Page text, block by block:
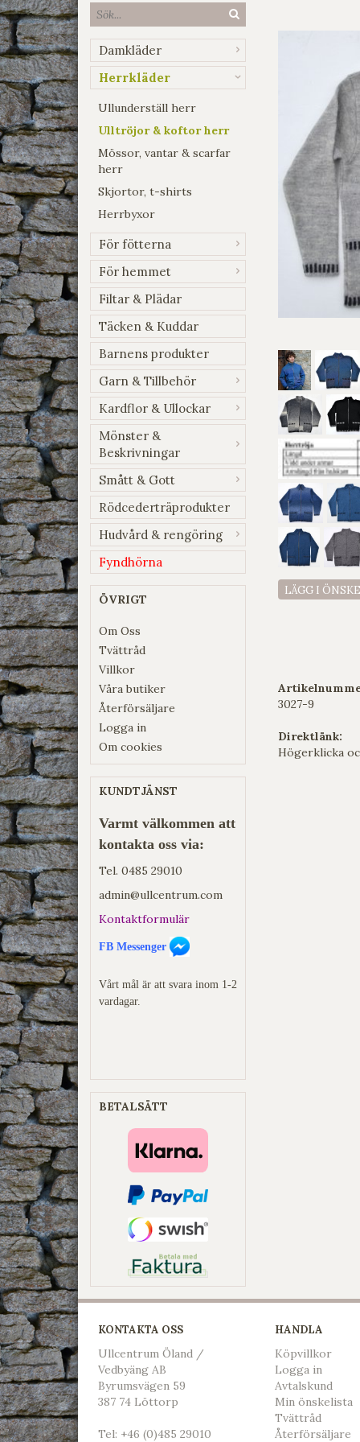
Damkläder
Herrkläder
Ullunderställ herr
Ulltröjor & koftor herr
Mössor, vantar & scarfar
herr
Skjortor, t-shirts
Herrbyxor
För fötterna
För hemmet
Filtar & Plädar
Täcken & Kuddar
Barnens produkter
Garn & Tillbehör
Kardflor & Ullockar
Mönster &
Beskrivningar
Smått & Gott
Rödcederträprodukter
Hudvård & rengöring
Fyndhörna
ÖVRIGT
Om Oss
Tvättråd
Villkor
Våra butiker
Återförsäljare
Logga in
Om cookies
KUNDTJÄNST
Varmt välkommen att
kontakta oss via:
Tel. 0485 29010
admin@ullcentrum.com
Kontaktformulär
FB Messenger
Vårt mål är att svara inom 1-2
vardagar.
BETALSÄTT
LÄGG I
3027-9
Direktlänk:
Högerklicka
KONTAKTA OSS
Ullcentrum Öland /
Vedbyäng AB
Byrumsvägen 59
387 74 Löttorp
Tel: +46 (0)485 29010
HANDLA
Köpvillkor
Logga in
Avtalskund
Min önskelista
Tvättråd
Återförsäljare